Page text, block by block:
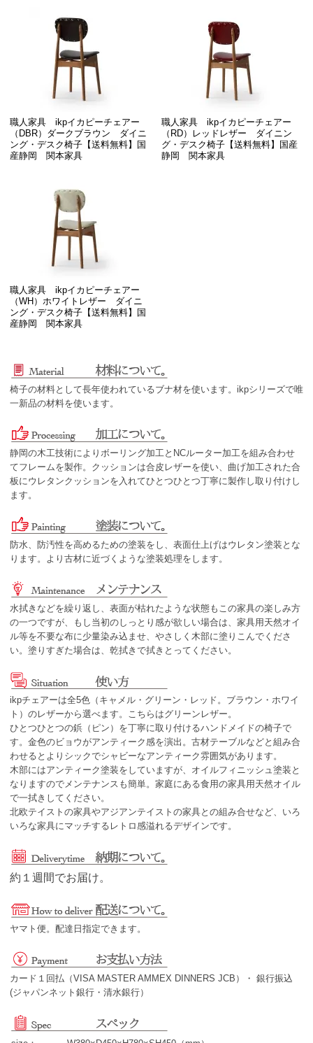
職人家具 ikpイカピーチェアー
（DBR）ダークブラウン ダイニ
ング・デスク椅子【送料無料】国
産静岡 関本家具
職人家具 ikpイカピーチェアー
（RD）レッドレザー ダイニン
グ・デスク椅子【送料無料】国産
静岡 関本家具
職人家具 ikpイカピーチェアー
（WH）ホワイトレザー ダイニ
ング・デスク椅子【送料無料】国
産静岡 関本家具
椅子の材料として長年使われているブナ材を使います。ikpシリーズで唯
一新品の材料を使います。
静岡の木工技術によりボーリング加工とNCルーター加工を組み合わせ
てフレームを製作。クッションは合皮レザーを使い、曲げ加工された合
板にウレタンクッションを入れてひとつひとつ丁寧に製作し取り付けし
ます。
防水、防汚性を高めるための塗装をし、表面仕上げはウレタン塗装とな
ります。より古材に近づくような塗装処理をします。
水拭きなどを繰り返し、表面が枯れたような状態もこの家具の楽しみ方
の一つですが、もし当初のしっとり感が欲しい場合は、家具用天然オイ
ル等を不要な布に少量染み込ませ、やさしく木部に塗りこんでくださ
い。塗りすぎた場合は、乾拭きで拭きとってください。
ikpチェアーは全5色（キャメル・グリーン・レッド。ブラウン・ホワイ
ト）のレザーから選べます。こちらはグリーンレザー。
ひとつひとつの鋲（ピン）を丁寧に取り付けるハンドメイドの椅子で
す。金色のビョウがアンティーク感を演出。古材テーブルなどと組み合
わせるとよりシックでシャビーなアンティーク雰囲気があります。
木部にはアンティーク塗装をしていますが、オイルフィニッシュ塗装と
なりますのでメンテナンスも簡単。家庭にある食用の家具用天然オイル
で一拭きしてください。
北欧テイストの家具やアジアンテイストの家具との組み合せなど、いろ
いろな家具にマッチするレトロ感溢れるデザインです。
約１週間でお届け。
ヤマト便。配達日指定できます。
カード１回払（VISA MASTER AMMEX DINNERS JCB）・ 銀行振込
(ジャパンネット銀行・清水銀行）